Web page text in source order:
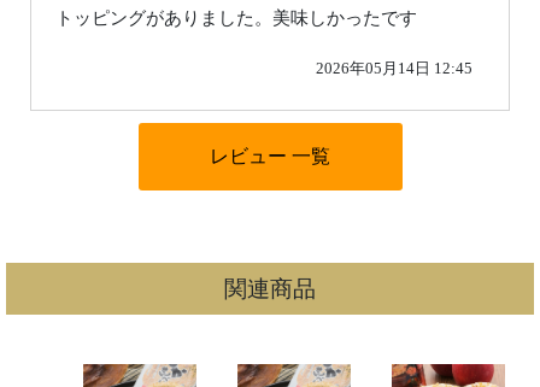
トッピングがありました。美味しかったです
2026年05月14日 12:45
関連商品